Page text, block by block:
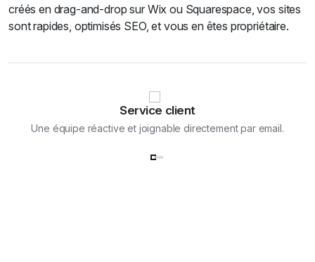
créés en drag-and-drop sur Wix ou Squarespace, vos sites
sont rapides, optimisés SEO, et vous en êtes propriétaire.
Service client
Une équipe réactive et joignable directement par email.